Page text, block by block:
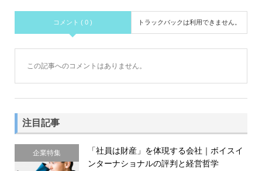
コメント ( 0 ) トラックバックは利用できません。
この記事へのコメントはありません。
注目記事
企業特集
「社員は財産」を体現する会社｜ボイスイ
ンターナショナルの評判と経営哲学